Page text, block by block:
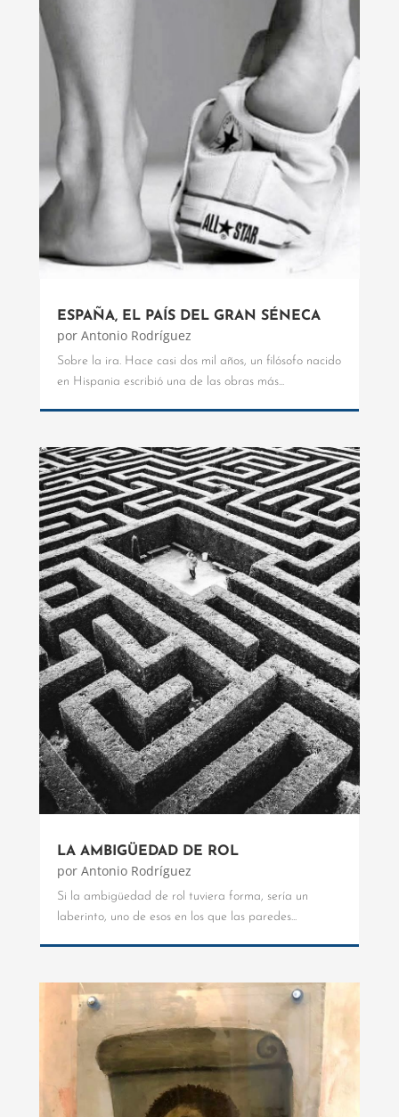
ESPAÑA, EL PAÍS DEL GRAN SÉNECA
por Antonio Rodríguez
Sobre la ira. Hace casi dos mil años, un filósofo nacido
en Hispania escribió una de las obras más...
LA AMBIGÜEDAD DE ROL
por Antonio Rodríguez
Si la ambigüedad de rol tuviera forma, sería un
laberinto, uno de esos en los que las paredes...